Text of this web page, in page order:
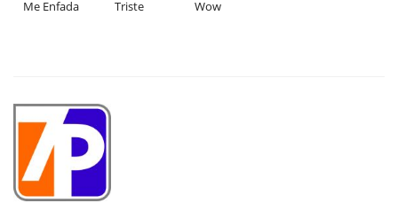
Me Enfada Triste Wow